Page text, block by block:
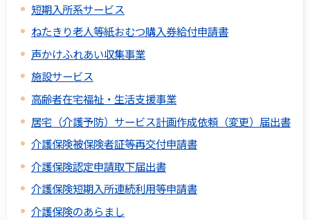
短期入所系サービス
ねたきり老人等紙おむつ購入券給付申請書
声かけふれあい収集事業
施設サービス
高齢者在宅福祉・生活支援事業
居宅（介護予防）サービス計画作成依頼（変更）届出書
介護保険被保険者証等再交付申請書
介護保険認定申請取下届出書
介護保険短期入所連続利用等申請書
介護保険のあらまし